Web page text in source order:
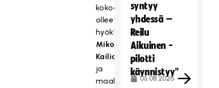
kokoonpanossa
olleet
hyökkääjä
Miko
Kailiala
ja
maalivahti
syntyy
yhdessä –
Reilu
Aikuinen -
pilotti
käynnistyy”
05.08.2026